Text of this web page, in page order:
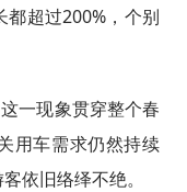
超过200%，个别
一现象贯穿整个春
用车需求仍然持续
依旧络绎不绝。